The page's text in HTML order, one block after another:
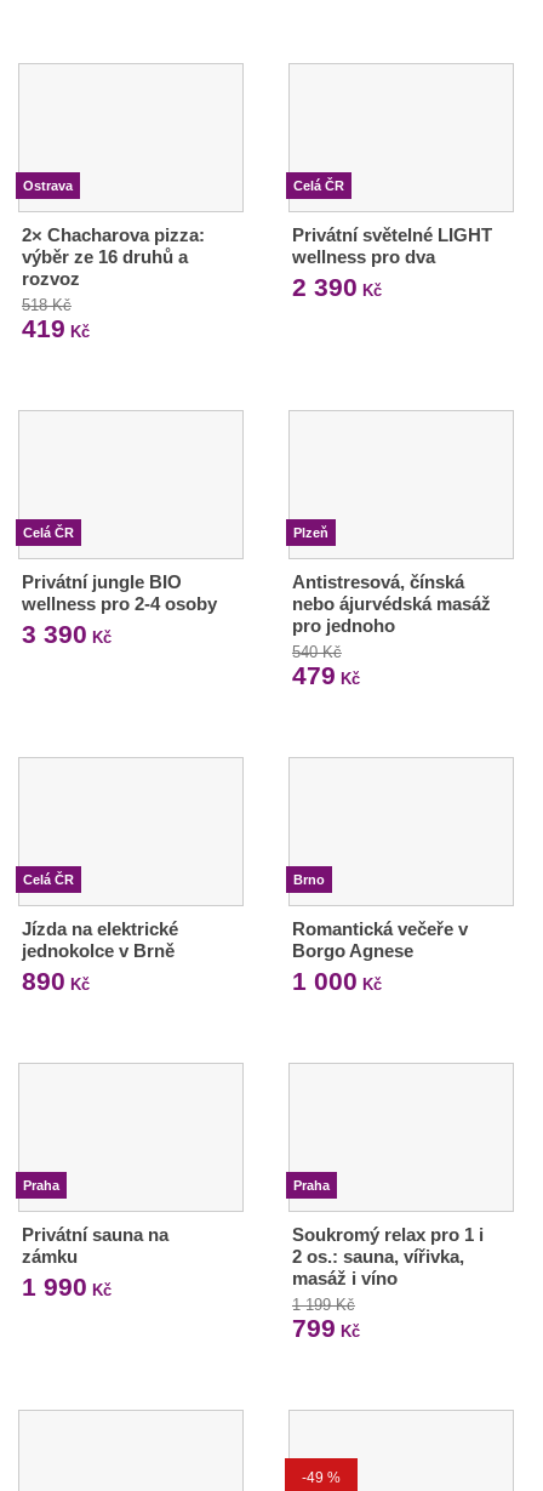
Ostrava
2× Chacharova pizza:
výběr ze 16 druhů a
rozvoz
518 Kč
419 Kč
Celá ČR
Privátní světelné LIGHT
wellness pro dva
2 390 Kč
Celá ČR
Privátní jungle BIO
wellness pro 2-4 osoby
3 390 Kč
Plzeň
Antistresová, čínská
nebo ájurvédská masáž
pro jednoho
540 Kč
479 Kč
Celá ČR
Jízda na elektrické
jednokolce v Brně
890 Kč
Brno
Romantická večeře v
Borgo Agnese
1 000 Kč
Praha
Privátní sauna na
zámku
1 990 Kč
Praha
Soukromý relax pro 1 i
2 os.: sauna, vířivka,
masáž i víno
1 199 Kč
799 Kč
-49 %